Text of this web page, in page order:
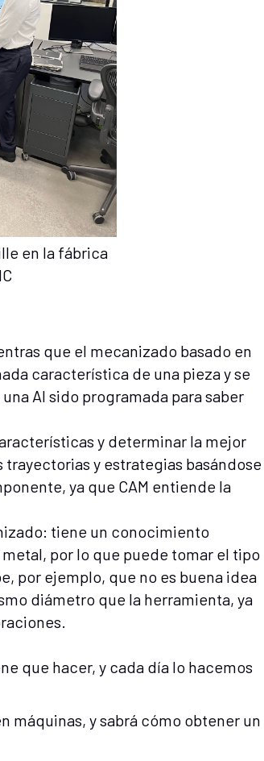
en la fábrica
que el mecanizado basado en
característica de una pieza y se
AI sido programada para saber
y determinar la mejor
trayectorias y estrategias basándose
ya que CAM entiende la
tiene un conocimiento
por lo que puede tomar el tipo
por ejemplo, que no es buena idea
diámetro que la herramienta, ya
que hacer, y cada día lo hacemos
máquinas, y sabrá cómo obtener un